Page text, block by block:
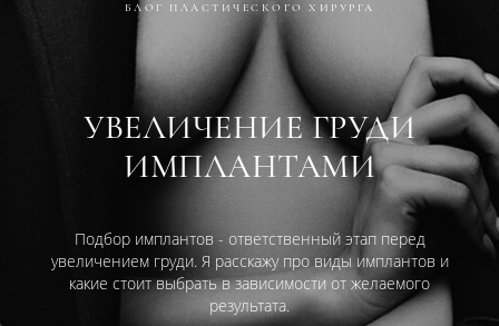
БЛОГ ПЛАСТИЧЕСКОГО ХИРУРГА
УВЕЛИЧЕНИЕ ГРУДИ
ИМПЛАНТАМИ
Подбор имплантов - ответственный этап перед
увеличением груди. Я расскажу про виды имплантов и
какие стоит выбрать в зависимости от желаемого
результата.